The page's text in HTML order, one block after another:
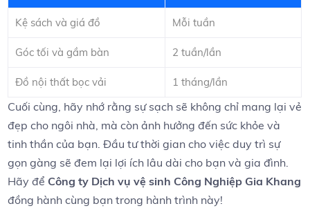
Kệ ‍sách và giá đồ Mỗi tuần
Góc tối và gầm​ bàn 2 ⁢tuần/lần
Đồ nội thất ⁣bọc vải 1​ tháng/lần
Cuối cùng, hãy nhớ rằng sự sạch sẽ không chỉ ⁣mang‌ lại‌ vẻ
đẹp cho ngôi nhà, mà ⁢còn ảnh ‌hưởng đến sức khỏe và
tinh ‌thần của bạn. Đầu tư thời gian⁤ cho việc⁣ duy ‍trì ​sự
gọn gàng sẽ ⁣đem⁢ lại ⁤lợi ích lâu‌ dài ‍cho bạn và gia đình.
Hãy để Công⁤ ty Dịch vụ ‌vệ sinh Công Nghiệp Gia ‌Khang
đồng hành cùng ‌bạn ⁤trong ⁣hành trình này!